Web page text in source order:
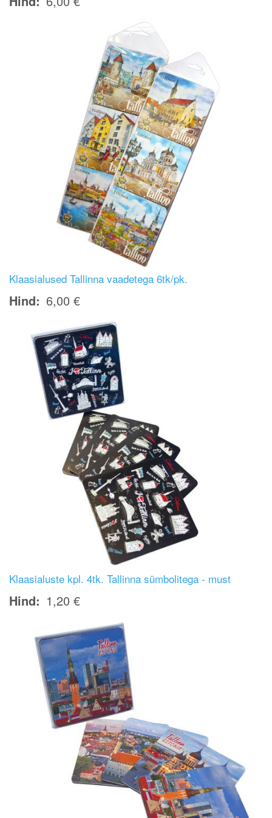
Klaasialused Tallinna vaadetega 6tk/pk.
Hind 6,00 €
Klaasialuste kpl. 4tk. Tallinna sümbolitega - must
Hind 1,20 €